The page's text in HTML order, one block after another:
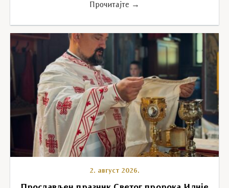
Прочитајте →
2. август 2026.